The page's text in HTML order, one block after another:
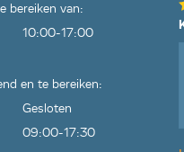
bereiken van:
10:00-17:00
en te bereiken:
Gesloten
09:00-17:30